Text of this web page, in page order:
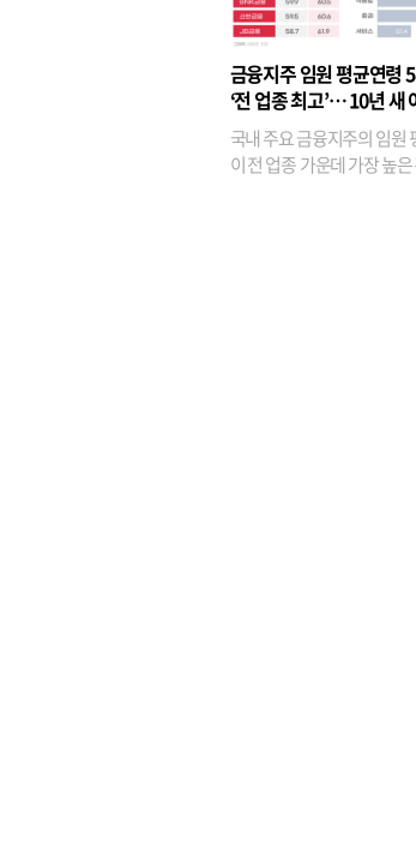
금융지주 임원 평균연령
‘전 업종 최고’… 10년 새
원은 14배 껑충
국내 주요 금융지주의 임원
이 전 업종 가운데 가장 높